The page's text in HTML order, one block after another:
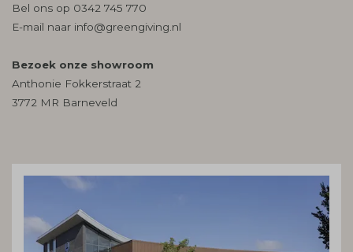
Bel ons op 0342 745 770
E-mail naar info@greengiving.nl
Bezoek onze showroom
Anthonie Fokkerstraat 2
3772 MR Barneveld